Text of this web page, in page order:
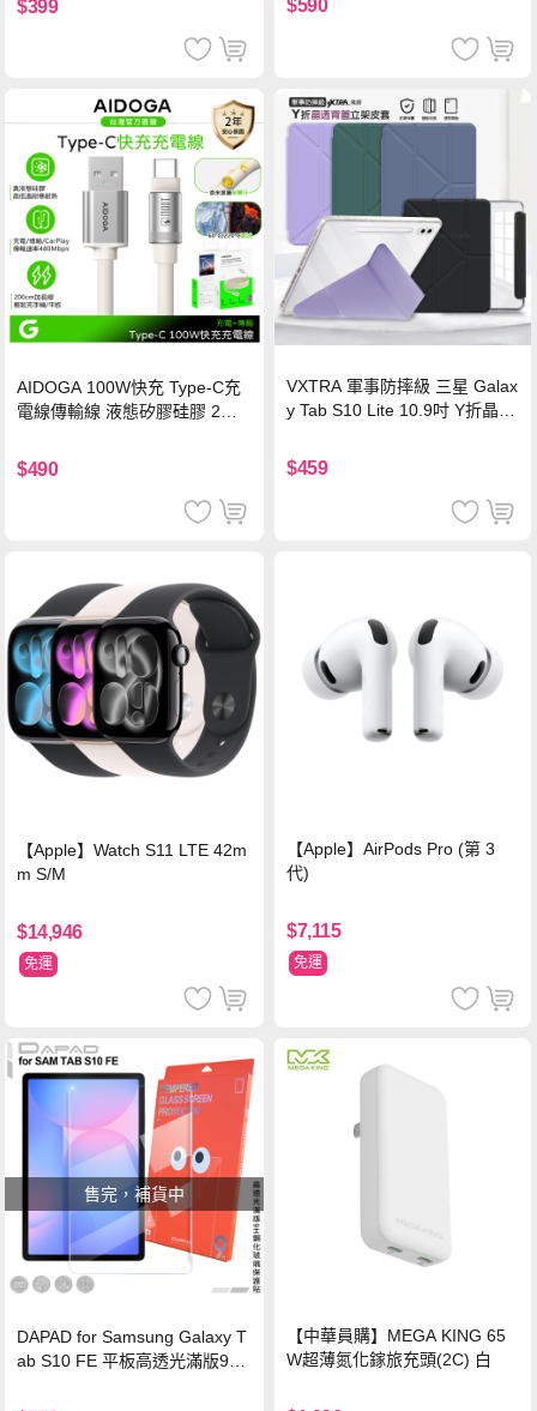
$399 $590
AIDOGA 100W快充 Type-C充
電線傳輸線 液態矽膠硅膠 2M
$490
VXTRA 軍事防摔級 三星 Galax
y Tab S10 Lite 10.9吋 Y折晶透
$459
【Apple】Watch S11 LTE 42m
m S/M
$14,946
免運
【Apple】AirPods Pro (第 3
代)
$7,115
免運
售完，補貨中
DAPAD for Samsung Galaxy T
ab S10 FE 平板高透光滿版9H
【中華員購】MEGA KING 65
W超薄氮化鎵旅充頭(2C) 白